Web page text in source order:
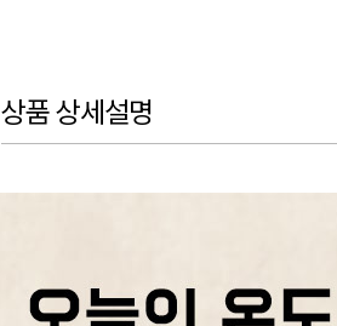
상품 상세설명